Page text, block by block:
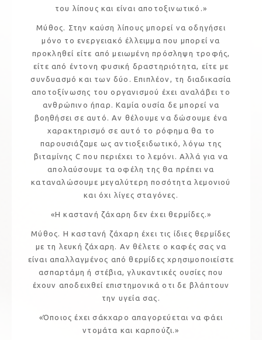
του λίπους και είναι αποτοξινωτικό.»
Μύθος. Στην καύση λίπους μπορεί να οδηγήσει
μόνο το ενεργειακό έλλειμμα που μπορεί να
προκληθεί είτε από μειωμένη πρόσληψη τροφής,
είτε από έντονη φυσική δραστηριότητα, είτε με
συνδυασμό και των δύο. Επιπλέον, τη διαδικασία
αποτοξίνωσης του οργανισμού έχει αναλάβει το
ανθρώπινο ήπαρ. Καμία ουσία δε μπορεί να
βοηθήσει σε αυτό. Αν θέλουμε να δώσουμε ένα
χαρακτηρισμό σε αυτό το ρόφημα θα το
παρουσιάζαμε ως αντιοξειδωτικό, λόγω της
βιταμίνης C που περιέχει το λεμόνι. Αλλά για να
απολαύσουμε τα οφέλη της θα πρέπει να
καταναλώσουμε μεγαλύτερη ποσότητα λεμονιού
και όχι λίγες σταγόνες.
«Η καστανή ζάχαρη δεν έχει θερμίδες.»
Μύθος. Η καστανή ζάχαρη έχει τις ίδιες θερμίδες
με τη λευκή ζάχαρη. Αν θέλετε ο καφές σας να
είναι απαλλαγμένος από θερμίδες χρησιμοποιείστε
ασπαρτάμη ή στέβια, γλυκαντικές ουσίες που
έχουν αποδειχθεί επιστημονικά οτι δε βλάπτουν
την υγεία σας.
«Όποιος έχει σάκχαρο απαγορεύεται να φάει
ντομάτα και καρπούζι.»